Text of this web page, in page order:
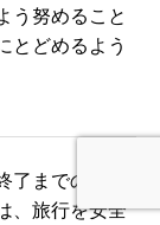
う努めること
とどめるよう
までの間に
、旅行を安全